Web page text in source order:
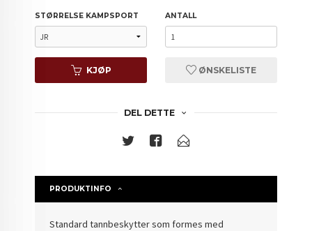
STØRRELSE KAMPSPORT ANTALL
KJØP ØNSKELISTE
DEL DETTE
PRODUKTINFO
Standard tannbeskytter som formes med